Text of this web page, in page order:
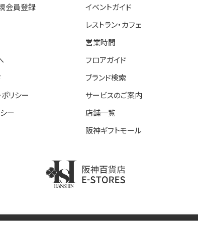
会員登録
リシー
ー
イベントガイド
レストラン・カフェ
営業時間
フロアガイド
ブランド検索
サービスのご案内
店舗一覧
阪神ギフトモール